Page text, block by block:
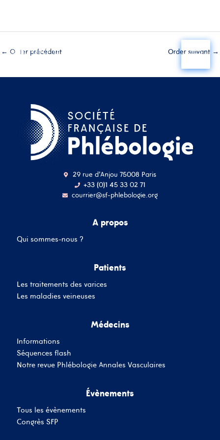
← Order précédent Order suivant →
29 rue d'Anjou 75008 Paris
+33 (0)1 45 33 02 71
courrier@sf-phlebologie.org
A propos
Qui sommes-nous ?
Patients
Les traitements des varices
Les maladies veineuses
Médecins
Informations
Séquences flash
Notre revue Phlébologie Annales Vasculaires
Évènements
Tous les évènements
Congrès SFP
adresse mail
Se souvenir de moi
SE CONNECTER
Inscrivez-Vous